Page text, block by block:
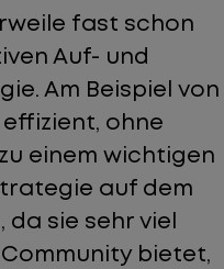
fast schon
Auf- und
Am Beispiel von
ohne
einem wichtigen
auf dem
sie sehr viel
bietet,